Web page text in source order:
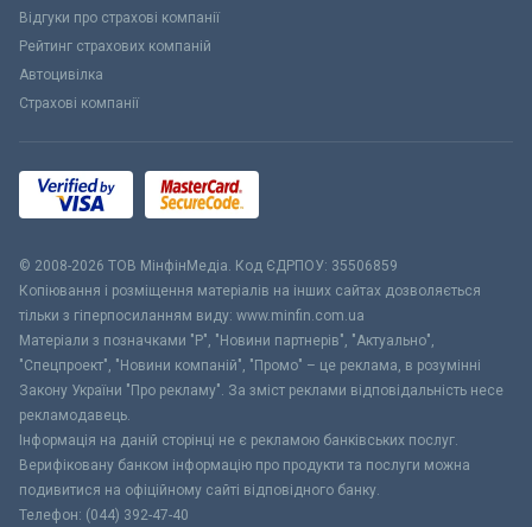
Відгуки про страхові компанії
Рейтинг страхових компаній
Автоцивілка
Страхові компанії
© 2008-2026 ТОВ МiнфiнМедiа. Код ЄДРПОУ: 35506859
Копіювання і розміщення матеріалів на інших сайтах дозволяється
тільки з гіперпосиланням виду: www.minfin.com.ua
Матеріали з позначками "Р", "Новини партнерів", "Актуально",
"Спецпроект", "Новини компаній", "Промо" – це реклама, в розумінні
Закону України "Про рекламу". За зміст реклами відповідальність несе
рекламодавець.
Інформація на даній сторінці не є рекламою банківських послуг.
Верифіковану банком інформацію про продукти та послуги можна
подивитися на офіційному сайті відповідного банку.
Телефон: (044) 392-47-40